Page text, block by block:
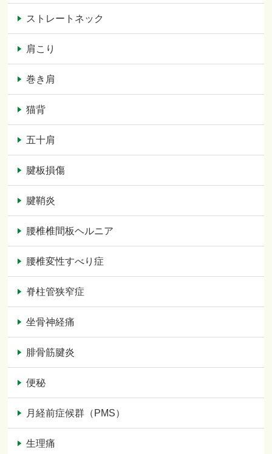
ストレートネック
肩こり
巻き肩
猫背
五十肩
腱板損傷
腱鞘炎
腰椎椎間板ヘルニア
腰椎変性すべり症
脊柱管狭窄症
坐骨神経痛
腓骨筋腱炎
便秘
月経前症候群（PMS）
生理痛